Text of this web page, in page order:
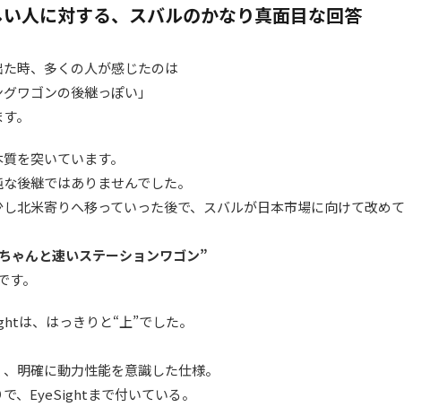
人に対する、スバルのかなり真面目な回答
時、多くの人が感じたのは
ワゴンの後継っぽい」
。
を突いています。
後継ではありませんでした。
北米寄りへ移っていった後で、スバルが日本市場に向けて改めて
ゃんと速いステーションワゴン”
。
は、はっきりと“上”でした。
明確に動力性能を意識した仕様。
、EyeSightまで付いている。